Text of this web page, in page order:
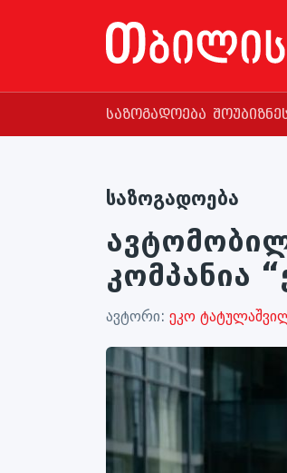
საზოგადოება
საზოგადოება
კომპანია
ავტორი: ეკო